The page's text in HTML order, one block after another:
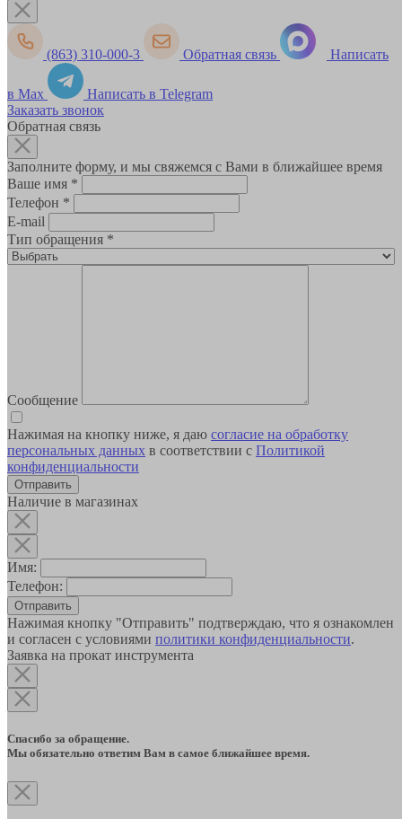
(863) 310-000-3 Обратная связь Написать
в Max
Написать в Telegram
Заказать звонок
Обратная связь
Заполните форму, и мы свяжемся с Вами в ближайшее время
Ваше имя *
Телефон *
E-mail
Тип обращения *
Сообщение
Нажимая на кнопку ниже, я даю согласие на обработку
персональных данных в соответствии с Политикой
конфиденциальности
Наличие в магазинах
Имя:
Телефон:
Отправить
Нажимая кнопку "Отправить" подтверждаю, что я ознакомлен
и согласен с условиями политики конфиденциальности.
Заявка на прокат инструмента
Спасибо за обращение.
Мы обязательно ответим Вам в самое ближайшее время.